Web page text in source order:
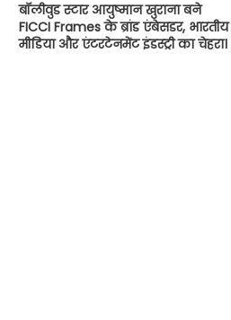
बॉलीवुड स्टार आयुष्मान खुराना बने
FICCI Frames के ब्रांड एंबेसडर, भारतीय
मीडिया और एंटरटेनमेंट इंडस्ट्री का चेहरा।